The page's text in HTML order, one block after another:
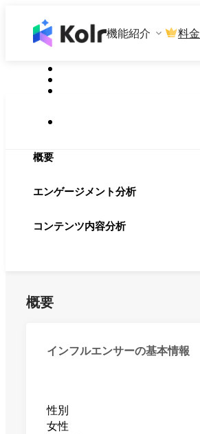
機能紹介 料金
概要
エンゲージメント分析
コンテンツ内容分析
概要
インフルエンサーの基本情報
性別
女性